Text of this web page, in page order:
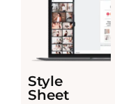
Style
Sheet